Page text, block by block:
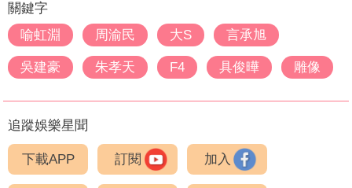
關鍵字
喻虹淵
周渝民 大S 言承旭
吳建豪 朱孝天 F4 具俊曄 雕像
追蹤娛樂星聞
下載APP 訂閱 加入